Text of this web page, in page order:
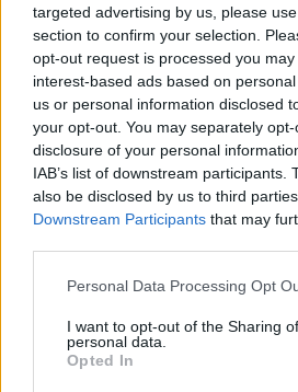
targeted advertising by us, please
section to confirm your selection.
opt-out request is processed you
interest-based ads based on
us or personal information disclosed
your opt-out. You may separately
disclosure of your personal
IAB’s list of downstream participants.
also be disclosed by us to third
Downstream Participants that may
Personal Data Processing Opt
I want to opt-out of the Sharing
personal data.
Opted In
cieszymy się, że odwiedzasz
tu dla Ciebie!
Każdego dnia publikujemy
informacje z życia Kościoła w
Jednak bez Twojej pomocy
zadaniu będzie coraz
Dlatego prosimy Cię owsparcie
pośrednictwem serwisu